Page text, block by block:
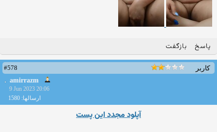
پاسخ بازگفت
کاربر
#578
amirrazm
9 Jun 2023 20:06
ارسالها: 1580
آپلود مجدد این پست